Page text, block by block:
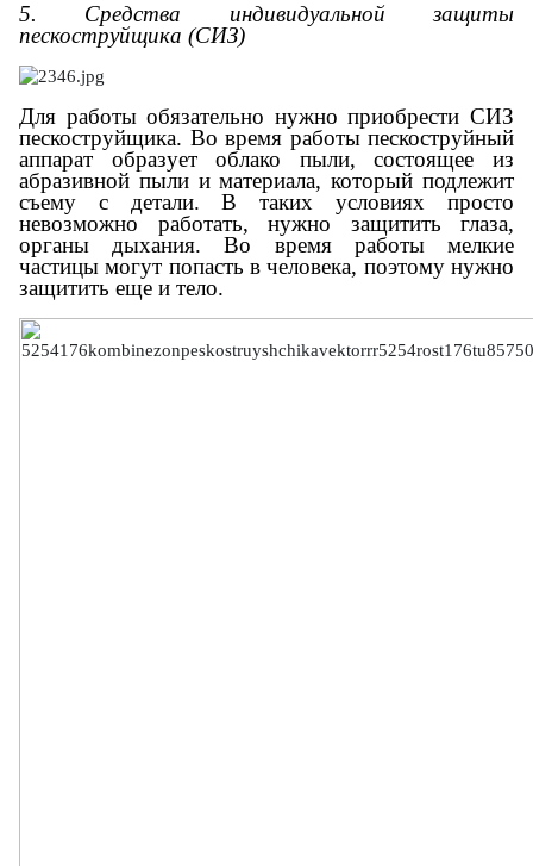
5. Средства индивидуальной защиты
пескоструйщика (СИЗ)
Для работы обязательно нужно приобрести СИЗ
пескоструйщика. Во время работы пескоструйный
аппарат образует облако пыли, состоящее из
абразивной пыли и материала, который подлежит
съему с детали. В таких условиях просто
невозможно работать, нужно защитить глаза,
органы дыхания. Во время работы мелкие
частицы могут попасть в человека, поэтому нужно
защитить еще и тело.